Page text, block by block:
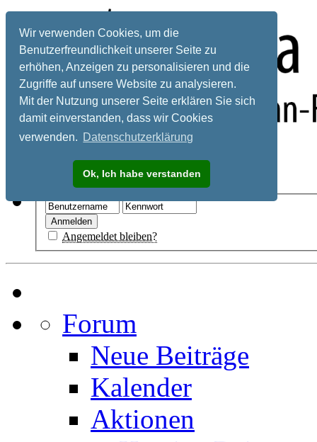
Wir verwenden Cookies, um die
Benutzerfreundlichkeit unserer Seite zu
erhöhen, Anzeigen zu personalisieren und die
Zugriffe auf unsere Website zu analysieren.
Mit der Nutzung unserer Seite erklären Sie sich
damit einverstanden, dass wir Cookies
verwenden. Datenschutzerklärung
Ok, Ich habe verstanden
Registrieren
Angemeldet bleiben?
Forum
Neue Beiträge
Kalender
Aktionen